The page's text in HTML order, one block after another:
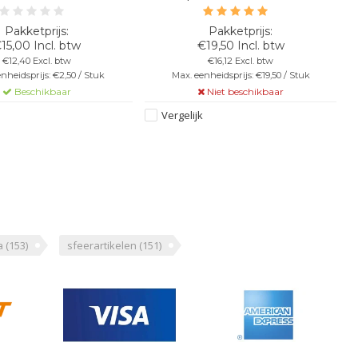
- Kleur: wit - Kunststof
- Niet Stapelbaar -
- Vaatwasbestendig -
- Onbreekbaar
Incl. btw
€12,40 Excl. btw
€2,50 / Stuk
Beschikbaar
Zwart/geel/rood - Diameter: 183 cm
€19,50 Incl. btw
€16,12 Excl. btw
Max. eenheidsprijs: €19,50 / Stuk
Niet beschikbaar
Vergelijk
(153) sfeerartikelen (151)